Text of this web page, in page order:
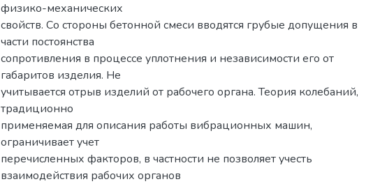
физико-механических
свойств. Со стороны бетонной смеси вводятся грубые допущения в
части постоянства
сопротивления в процессе уплотнения и независимости его от
габаритов изделия. Не
учитывается отрыв изделий от рабочего органа. Теория колебаний,
традиционно
применяемая для описания работы вибрационных машин,
ограничивает учет
перечисленных факторов, в частности не позволяет учесть
взаимодействия рабочих органов